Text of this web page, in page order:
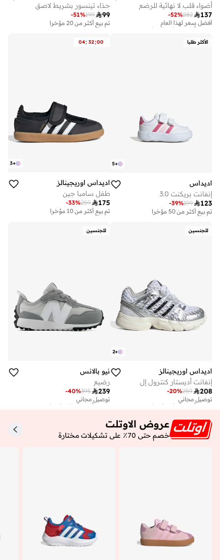
أضواء قلب لا نهائية للرضع
137
282
-52%
أفضل سعر لهذا العام
تم بيع أكثر من 10 مؤخرا
تم بيع أكثر من 10 مؤخرا
حذاء تينسور بشريط لاصق
99
199
-51%
تم بيع أكثر من 20 مؤخرا
الأكثر طلبا
+
5
اديداس
إنفانت بريكنت 3.0
123
199
-39%
تم بيع أكثر من 50 مؤخرا
04: 32:00
+
3
اديداس اوريجينالز
طفل سامبا جين
175
259
-33%
تم بيع أكثر من 10 مؤخرا
للجنسين
+
2
اديداس اوريجينالز
إنفانت أديستار كنترول إل
208
259
-20%
توصيل مجاني
تم بيع أكثر من 10 مؤخرا
للجنسين
نيو بالانس
رضيع
239
395
-40%
توصيل مجاني
تم بيع أكثر من 10 مؤخرا
عروض الاوتلت
خصم حتى 70٪ على تشكيلات مختارة